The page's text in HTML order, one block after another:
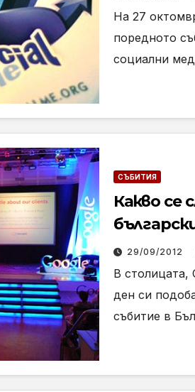
На 27
поредното
социални
СЪБИТИЯ
Какво се
29/09/2012
В столицата,
ден си
събитие в